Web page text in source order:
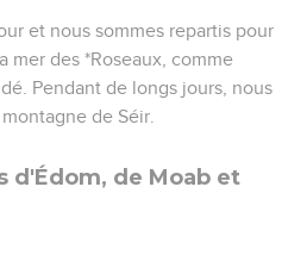
et nous sommes repartis pour
mer des *Roseaux, comme
Pendant de longs jours, nous
de Séir.
d'Édom, de Moab et